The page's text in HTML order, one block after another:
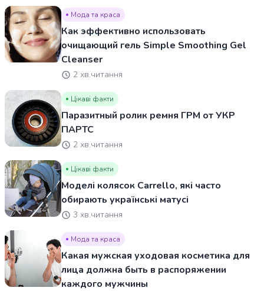
Мода та краса
Как эффективно использовать
очищающий гель Simple Smoothing Gel
Cleanser
2 хв.читання
Цікаві факти
Паразитный ролик ремня ГРМ от УКР
ПАРТС
2 хв.читання
Цікаві факти
Моделі колясок Carrello, які часто
обирають українські матусі
3 хв.читання
Мода та краса
Какая мужская уходовая косметика для
лица должна быть в распоряжении
каждого мужчины